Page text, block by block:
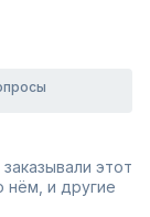
этот
нём, и другие